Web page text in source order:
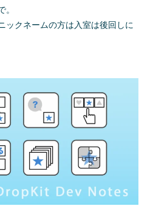
。
ックネームの方は入室は後回しに